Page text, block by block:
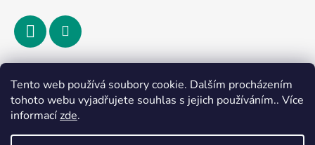
Tento web používá soubory cookie. Dalším procházením
tohoto webu vyjadřujete souhlas s jejich používáním.. Více
informacízde.
Přijímáme online platby